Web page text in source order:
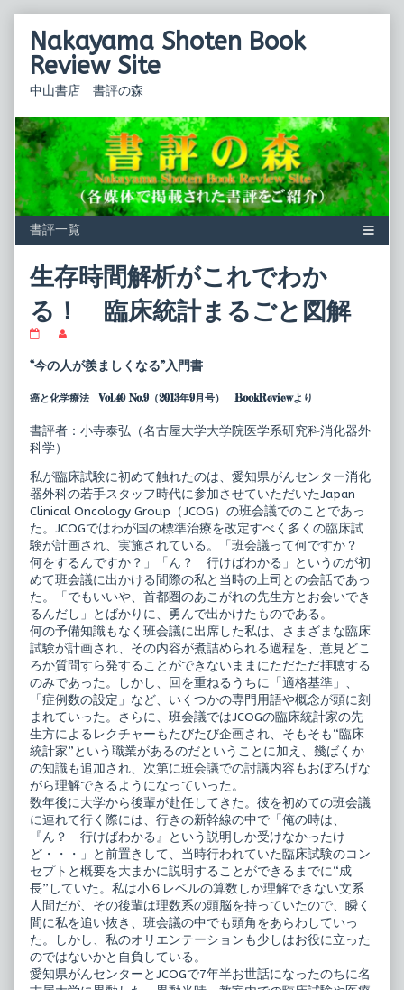
contentNakayama Shoten Book
Review Site
中山書店 書評の森
生存時間解析がこれでわか
る！ 臨床統計まるごと図解
時
間
析
こ
れ
で
か
る！
臨
統
計
ま
る
と
図
解
published
on
posts
by
author
生
間
解
析
が
こ
れ
で
わ
か
る！
臨
床
統
計
ま
る
ご
と
図
解,
“今の人が羨ましくなる”入門書
癌と化学療法 Vol.40 No.9（2013年9月号） BookReviewより
書評者：小寺泰弘（名古屋大学大学院医学系研究科消化器外
科学）
私が臨床試験に初めて触れたのは、愛知県がんセンター消化
器外科の若手スタッフ時代に参加させていただいたJapan
Clinical Oncology Group（JCOG）の班会議でのことであっ
た。JCOGではわが国の標準治療を改定すべく多くの臨床試
験が計画され、実施されている。「班会議って何ですか？
何をするんですか？」「ん？ 行けばわかる」というのが初
めて班会議に出かける間際の私と当時の上司との会話であっ
た。「でもいいや、首都圏のあこがれの先生方とお会いでき
るんだし」とばかりに、勇んで出かけたものである。
何の予備知識もなく班会議に出席した私は、さまざまな臨床
試験が計画され、その内容が煮詰められる過程を、意見どこ
ろか質問すら発することができないままにただただ拝聴する
のみであった。しかし、回を重ねるうちに「適格基準」、
「症例数の設定」など、いくつかの専門用語や概念が頭に刻
まれていった。さらに、班会議ではJCOGの臨床統計家の先
生方によるレクチャーもたびたび企画され、そもそも“臨床
統計家”という職業があるのだということに加え、幾ばくか
の知識も追加され、次第に班会議での討議内容もおぼろげな
がら理解できるようになっていった。
数年後に大学から後輩が赴任してきた。彼を初めての班会議
に連れて行く際には、行きの新幹線の中で「俺の時は、
『ん？ 行けばわかる』という説明しか受けなかったけ
ど・・・」と前置きして、当時行われていた臨床試験のコン
セプトと概要を大まかに説明することができるまでに“成
長”していた。私は小６レベルの算数しか理解できない文系
人間だが、その後輩は理数系の頭脳を持っていたので、瞬く
間に私を追い抜き、班会議の中でも頭角をあらわしていっ
た。しかし、私のオリエンテーションも少しはお役に立った
のではないかと自負している。
愛知県がんセンターとJCOGで7年半お世話になったのちに名